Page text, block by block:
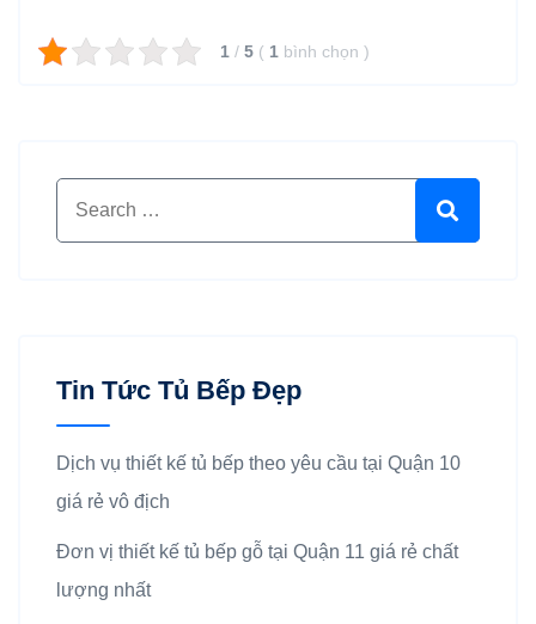
1 / 5 ( 1 bình chọn )
Tin Tức Tủ Bếp Đẹp
Dịch vụ thiết kế tủ bếp theo yêu cầu tại Quận 10
giá rẻ vô địch
Đơn vị thiết kế tủ bếp gỗ tại Quận 11 giá rẻ chất
lượng nhất